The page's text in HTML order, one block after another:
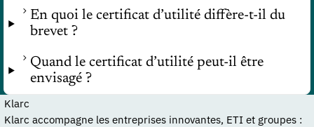
En quoi le certificat d’utilité diffère-t-il du
brevet ?
Quand le certificat d’utilité peut-il être
envisagé ?
Klarc
Klarc accompagne les entreprises innovantes, ETI et groupes :